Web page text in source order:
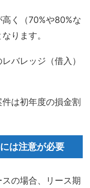
く（70%や80%な
ります。
バレッジ（借入）
は初年度の損金割
は注意が必要
の場合、リース期